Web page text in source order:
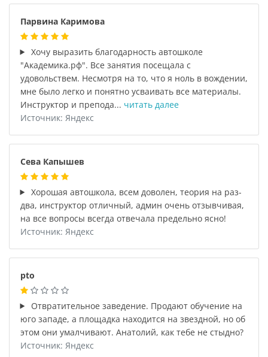
Парвина Каримова
Хочу выразить благодарность автошколе
"Академика.рф". Все занятия посещала с
удовольствем. Несмотря на то, что я ноль в вождении,
мне было легко и понятно усваивать все материалы.
Инструктор и препода... читать далее
Источник: Яндекс
Сева Капышев
Хорошая автошкола, всем доволен, теория на раз-
два, инструктор отличный, админ очень отзывчивая,
на все вопросы всегда отвечала предельно ясно!
Источник: Яндекс
pto
Отвратительное заведение. Продают обучение на
юго западе, а площадка находится на звездной, но об
этом они умалчивают. Анатолий, как тебе не стыдно?
Источник: Яндекс